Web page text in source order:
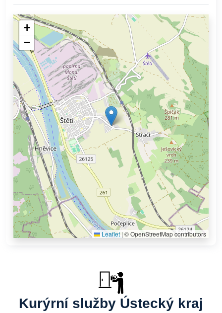
+
−
Leaflet | © OpenStreetMap contributors
Kurýrní služby Ústecký kraj